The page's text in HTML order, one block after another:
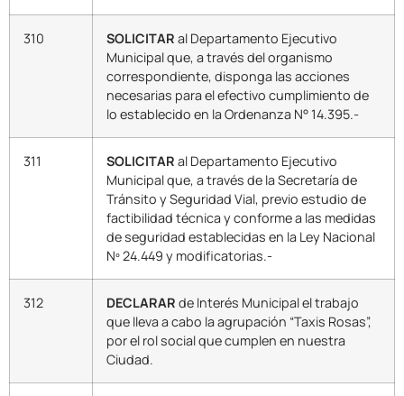
310 SOLICITAR al Departamento Ejecutivo
Municipal que, a través del organismo
correspondiente, disponga las acciones
necesarias para el efectivo cumplimiento de
lo establecido en la Ordenanza N° 14.395.-
311 SOLICITAR al Departamento Ejecutivo
Municipal que, a través de la Secretaría de
Tránsito y Seguridad Vial, previo estudio de
factibilidad técnica y conforme a las medidas
de seguridad establecidas en la Ley Nacional
Nº 24.449 y modificatorias.-
312 DECLARAR de Interés Municipal el trabajo
que lleva a cabo la agrupación “Taxis Rosas”,
por el rol social que cumplen en nuestra
Ciudad.